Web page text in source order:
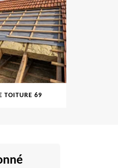
TOITURE 69